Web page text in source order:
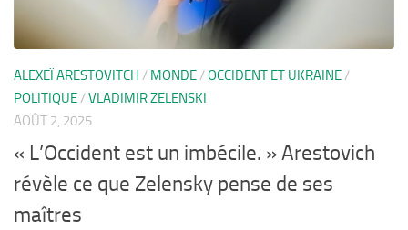
ALEXEÏ ARESTOVITCH / MONDE /OCCIDENT ET UKRAINE /
POLITIQUE /VLADIMIR ZELENSKI
AOÛT 2, 2025
« L’Occident est un imbécile. » Arestovich
révèle ce que Zelensky pense de ses
maîtres